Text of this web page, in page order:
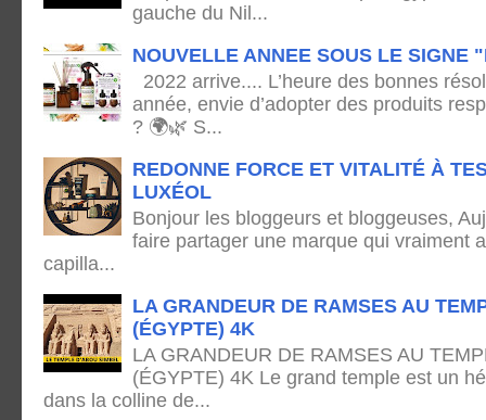
gauche du Nil...
NOUVELLE ANNEE SOUS LE SIGNE
2022 arrive.... L’heure des bonnes
année, envie d’adopter des produits
? 🌍🌿 S...
REDONNE FORCE ET VITALITÉ À
LUXÉOL
Bonjour les bloggeurs et bloggeuses,
faire partager une marque qui vraiment
capilla...
LA GRANDEUR DE RAMSES AU
(ÉGYPTE) 4K
LA GRANDEUR DE RAMSES AU
(ÉGYPTE) 4K Le grand temple est un
dans la colline de...